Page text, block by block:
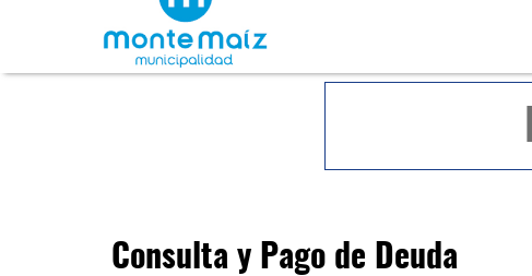
Consulta y Pago de Deuda